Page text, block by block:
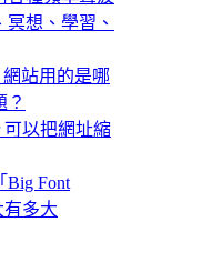
想、學習、
網站用的是哪
？
可以把網址縮
Big Font
有多大